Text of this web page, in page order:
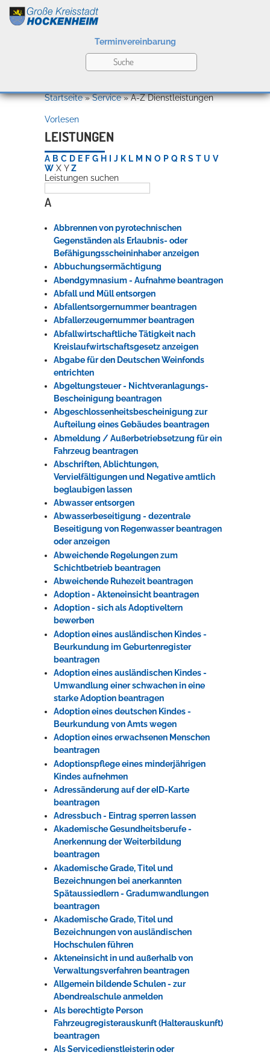
Kultur
Bildung
Wirtschaft
Rathaus
Service
Terminvereinbarung
Willkommen in Hockenheim
Konzerte, Tagungen und vieles mehr
Die Stadthalle Hockenheim bietet den perfekten Standort für Events
Erleben in Hockenheim
Spaß unter prickelnden Wasserfällen, das rauschende Meer im
Wellenbecken oder doch lieber die pure Entspannung auf der
Sprudelliege im Solebecken?
Startseite»Service»A-Z Dienstleistungen
Vorlesen
LEISTUNGEN
A B C D E F G H J K L M N O P Q R S T U V
W X Y Z
Leistungen suchen
A
Abbrennen von pyrotechnischen
Gegenständen als Erlaubnis- oder
Befähigungsscheininhaber anzeigen
Abbuchungsermächtigung
Abendgymnasium - Aufnahme beantragen
Abfall und Müll entsorgen
Abfallentsorgernummer beantragen
Abfallerzeugernummer beantragen
Abfallwirtschaftliche Tätigkeit nach
Kreislaufwirtschaftsgesetz anzeigen
Abgabe für den Deutschen Weinfonds
entrichten
Abgeltungsteuer - Nichtveranlagungs-
Bescheinigung beantragen
Abgeschlossenheitsbescheinigung zur
Aufteilung eines Gebäudes beantragen
Abmeldung / Außerbetriebsetzung für ein
Fahrzeug beantragen
Abschriften, Ablichtungen,
Vervielfältigungen und Negative amtlich
beglaubigen lassen
Abwasser entsorgen
Abwasserbeseitigung - dezentrale
Beseitigung von Regenwasser beantragen
oder anzeigen
Abweichende Regelungen zum
Schichtbetrieb beantragen
Abweichende Ruhezeit beantragen
Adoption - Akteneinsicht beantragen
Adoption - sich als Adoptiveltern
bewerben
Adoption eines ausländischen Kindes -
Beurkundung im Geburtenregister
beantragen
Adoption eines ausländischen Kindes -
Umwandlung einer schwachen in eine
starke Adoption beantragen
Adoption eines deutschen Kindes -
Beurkundung von Amts wegen
Adoption eines erwachsenen Menschen
beantragen
Adoptionspflege eines minderjährigen
Kindes aufnehmen
Adressänderung auf der eID-Karte
beantragen
Adressbuch - Eintrag sperren lassen
Akademische Gesundheitsberufe -
Anerkennung der Weiterbildung
beantragen
Akademische Grade, Titel und
Bezeichnungen bei anerkannten
Spätaussiedlern - Gradumwandlungen
beantragen
Akademische Grade, Titel und
Bezeichnungen von ausländischen
Hochschulen führen
Akteneinsicht in und außerhalb von
Verwaltungsverfahren beantragen
Allgemein bildende Schulen - zur
Abendrealschule anmelden
Als berechtigte Person
Fahrzeugregisterauskunft (Halterauskunft)
beantragen
Als Servicedienstleisterin oder